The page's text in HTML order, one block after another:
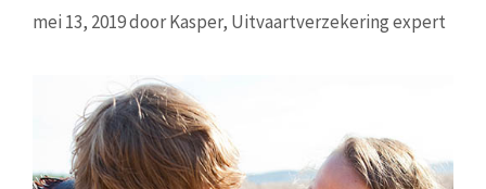
mei 13, 2019doorKasper, Uitvaartverzekering expert